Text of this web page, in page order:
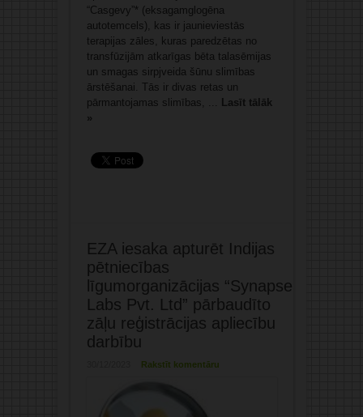
“Casgevy”* (eksagamglogēna
autotemcels), kas ir jaunieviestās
terapijas zāles, kuras paredzētas no
transfūzijām atkarīgas bēta talasēmijas
un smagas sirpjveida šūnu slimības
ārstēšanai. Tās ir divas retas un
pārmantojamas slimības, ... Lasīt tālāk
»
EZA iesaka apturēt Indijas
pētniecības
līgumorganizācijas “Synapse
Labs Pvt. Ltd” pārbaudīto
zāļu reģistrācijas apliecību
darbību
Rakstīt komentāru